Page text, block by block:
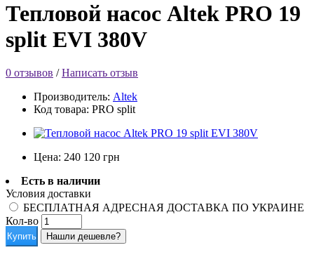
Тепловой насос Altek PRO 19
split EVI 380V
0 отзывов /Написать отзыв
Производитель: Altek
Код товара: PRO split
Цена: 240 120 грн
Есть в наличии
Условия доставки
БЕСПЛАТНАЯ АДРЕСНАЯ ДОСТАВКА ПО УКРАИНЕ
Кол-во
Купить Нашли дешевле?